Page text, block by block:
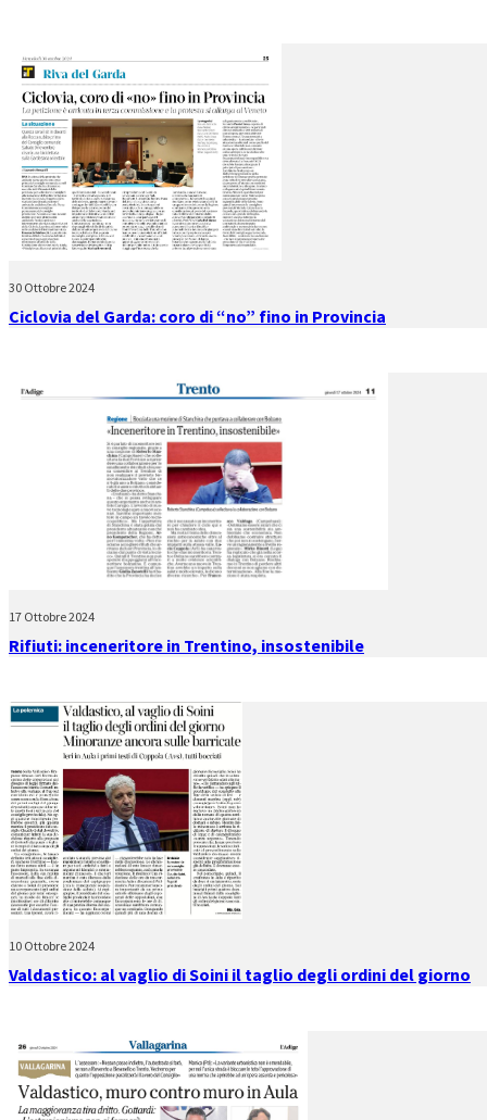
30 Ottobre 2024
Ciclovia del Garda: coro di “no” fino in Provincia
17 Ottobre 2024
Rifiuti: inceneritore in Trentino, insostenibile
10 Ottobre 2024
Valdastico: al vaglio di Soini il taglio degli ordini del giorno